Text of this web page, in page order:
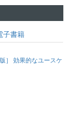
子書籍
］ 効果的なユースケ